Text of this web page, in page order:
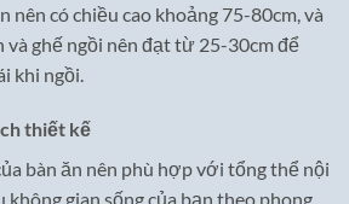
nên có chiều cao khoảng 75-80cm, và
và ghế ngồi nên đạt từ 25-30cm để
khi ngồi.
thiết kế
bàn ăn nên phù hợp với tổng thể nội
không gian sống của bạn theo phong